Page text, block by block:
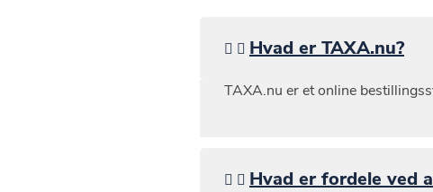
Hvad er TAXA.nu?
TAXA.nu er et online
Hvad er fordele ved